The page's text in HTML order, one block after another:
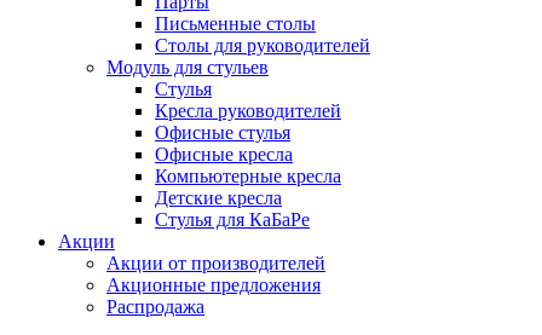
Письменные столы
Столы для руководителей
Модуль для стульев
Стулья
Кресла руководителей
Офисные стулья
Офисные кресла
Компьютерные кресла
Детские кресла
Стулья для КаБаРе
Акции
Акции от производителей
Акционные предложения
Распродажа